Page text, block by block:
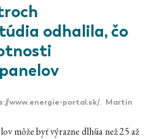
odhalila, čo
www.energie-portal.sk/, Martin
môže byť výrazne dlhšia než 25 až